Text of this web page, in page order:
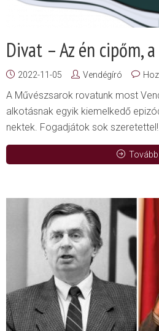
Divat – Az én cipőm,
2022-11-05 Vendégíró
A Művészsarok rovatunk most
alkotásnak egyik kiemelkedő
nektek. Fogadjátok sok szeretettel!
Tovább